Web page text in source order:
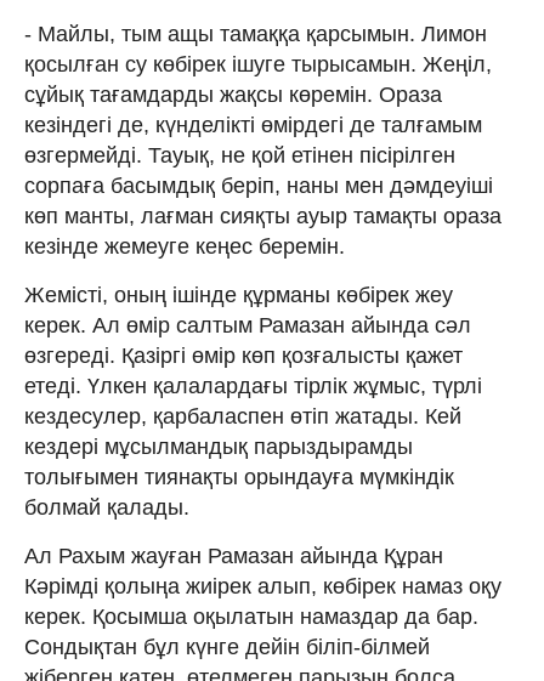
- Майлы, тым ащы тамаққа қарсымын. Лимон
қосылған су көбірек ішуге тырысамын. Жеңіл,
сұйық тағамдарды жақсы көремін. Ораза
кезіндегі де, күнделікті өмірдегі де талғамым
өзгермейді. Тауық, не қой етінен пісірілген
сорпаға басымдық беріп, наны мен дәмдеуіші
көп манты, лағман сияқты ауыр тамақты ораза
кезінде жемеуге кеңес беремін.
Жемісті, оның ішінде құрманы көбірек жеу
керек. Ал өмір салтым Рамазан айында сәл
өзгереді. Қазіргі өмір көп қозғалысты қажет
етеді. Үлкен қалалардағы тірлік жұмыс, түрлі
кездесулер, қарбаласпен өтіп жатады. Кей
кездері мұсылмандық парыздырамды
толығымен тиянақты орындауға мүмкіндік
болмай қалады.
Ал Рахым жауған Рамазан айында Құран
Кәрімді қолыңа жиірек алып, көбірек намаз оқу
керек. Қосымша оқылатын намаздар да бар.
Сондықтан бұл күнге дейін біліп-білмей